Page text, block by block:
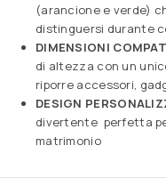
(arancione e verde)
distinguersi durante
DIMENSIONI
di altezza con un
riporre accessori,
DESIGN
divertente perfetta
matrimonio